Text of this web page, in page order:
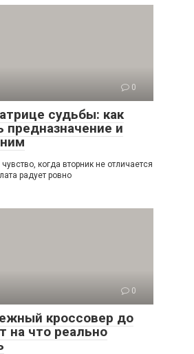
0
судьбы: как
предназначение и
когда вторник не отличается
радует ровно
0
кроссовер до
на что реально